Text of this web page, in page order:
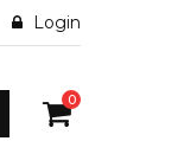
Login
0